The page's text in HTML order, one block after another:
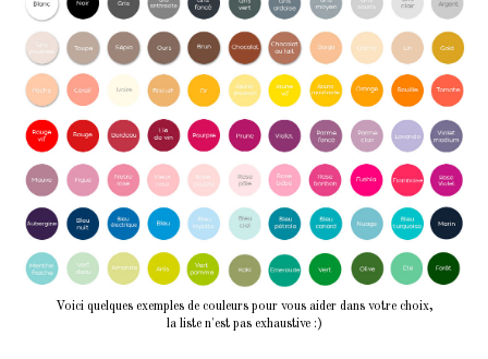
Voici quelques exemples de couleurs pour vous aider dans votre choix,
la liste n'est pas exhaustive :)